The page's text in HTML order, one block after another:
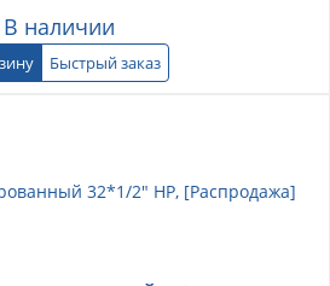
В наличии
Быстрый заказ